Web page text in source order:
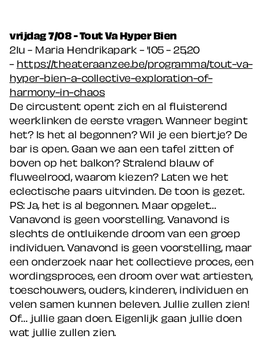
vrijdag 7/08 - Tout Va Hyper Bien
21u - Maria Hendrikapark - '105 - 25,20
- https://theateraanzee.be/programma/tout-va-
hyper-bien-a-collective-exploration-of-
harmony-in-chaos
De circustent opent zich en al fluisterend
weerklinken de eerste vragen. Wanneer begint
het? Is het al begonnen? Wil je een biertje? De
bar is open. Gaan we aan een tafel zitten of
boven op het balkon? Stralend blauw of
fluweelrood, waarom kiezen? Laten we het
eclectische paars uitvinden. De toon is gezet.
PS: Ja, het is al begonnen. Maar opgelet…
Vanavond is geen voorstelling. Vanavond is
slechts de ontluikende droom van een groep
individuen. Vanavond is geen voorstelling, maar
een onderzoek naar het collectieve proces, een
wordingsproces, een droom over wat artiesten,
toeschouwers, ouders, kinderen, individuen en
velen samen kunnen beleven. Jullie zullen zien!
Of… jullie gaan doen. Eigenlijk gaan jullie doen
wat jullie zullen zien.